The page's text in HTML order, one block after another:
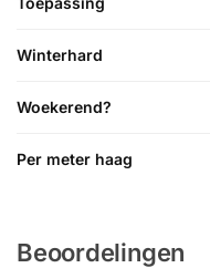
Winterhard
Woekerend?
Per meter haag
Beoordelingen